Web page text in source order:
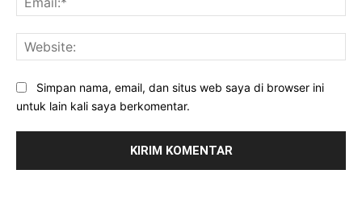
Simpan nama, email, dan situs web saya di browser ini
untuk lain kali saya berkomentar.